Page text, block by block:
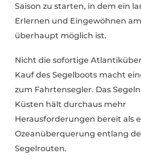
Saison zu starten, in dem ein
Erlernen und Eingewöhnen
überhaupt möglich ist.
Nicht die sofortige
Kauf des Segelboots macht
zum Fahrtensegler. Das
Küsten hält durchaus mehr
Herausforderungen bereit als
Ozeanüberquerung entlang
Segelrouten.